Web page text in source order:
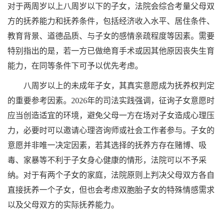
对于两周岁以上八周岁以下的子女，法院会综合考量父母双
方的抚养能力和抚养条件，包括经济收入水平、居住条件、
教育背景、道德品质、与子女的感情亲疏程度等因素。需要
特别指出的是，若一方已做绝育手术或因其他原因丧失生育
能力，在同等条件下可予以优先考虑。
八周岁以上的未成年子女，其真实意愿成为抚养权判定
的重要参考因素。2026年的司法实践强调，征询子女意愿时
应当创造适宜的环境，避免父母一方在场对子女造成心理压
力，必要时可以邀请心理咨询师或社会工作者参与。子女的
意愿并非唯一决定因素，若其选择的抚养方存在赌博、吸
毒、家暴等不利于子女身心健康的情形，法院可以不予采
纳。对于有两个子女的家庭，法院原则上判决父母双方各自
直接抚养一个子女，但也会考虑双胞胎子女的特殊情感需求
以及父母双方的实际抚养能力。